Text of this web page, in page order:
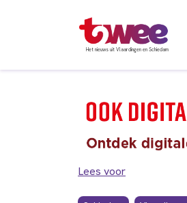
Het nieuws uit Vlaardingen en Schiedam
Lees voor